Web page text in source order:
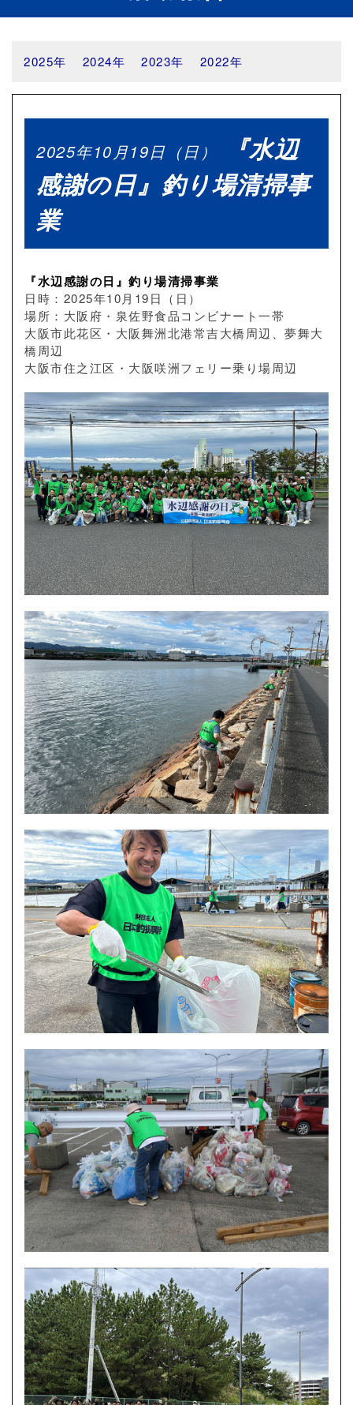
2025年 2024年 2023年 2022年
2025年10月19日（日）
『水辺
感謝の日』釣り場清掃事
業
『水辺感謝の日』釣り場清掃事業
日時：2025年10月19日（日）
場所：大阪府・泉佐野食品コンビナート一帯
大阪市此花区・大阪舞洲北港常吉大橋周辺、夢舞大
橋周辺
大阪市住之江区・大阪咲洲フェリー乗り場周辺